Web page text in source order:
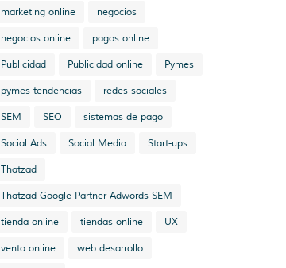
marketing online negocios
negocios online pagos online
Publicidad Publicidad online Pymes
pymes tendencias redes sociales
SEM SEO sistemas de pago
Social Ads Social Media Start-ups
Thatzad
Thatzad Google Partner Adwords SEM
tienda online tiendas online UX
venta online web desarrollo